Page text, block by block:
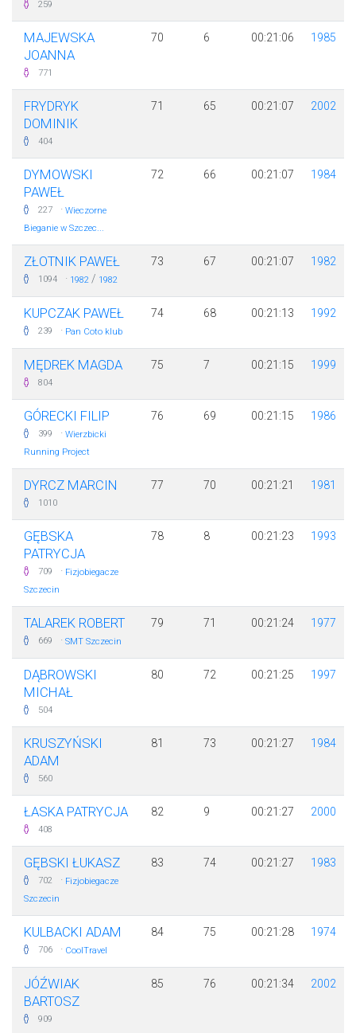
259
MAJEWSKA
JOANNA
771
70 6 00:21:06 1985
FRYDRYK
DOMINIK
404
71 65 00:21:07 2002
DYMOWSKI
PAWEŁ
227 · Wieczorne
Bieganie w Szczec...
72 66 00:21:07 1984
ZŁOTNIK PAWEŁ
1094 · 1982 / 1982
73 67 00:21:07 1982
KUPCZAK PAWEŁ
239 · Pan Coto klub
74 68 00:21:13 1992
MĘDREK MAGDA
804
75 7 00:21:15 1999
GÓRECKI FILIP
399 · Wierzbicki
Running Project
76 69 00:21:15 1986
DYRCZ MARCIN
1010
77 70 00:21:21 1981
GĘBSKA
PATRYCJA
709 · Fizjobiegacze
Szczecin
78 8 00:21:23 1993
TALAREK ROBERT
669 · SMT Szczecin
79 71 00:21:24 1977
DĄBROWSKI
MICHAŁ
504
80 72 00:21:25 1997
KRUSZYŃSKI
ADAM
560
81 73 00:21:27 1984
ŁASKA PATRYCJA
408
82 9 00:21:27 2000
GĘBSKI ŁUKASZ
702 · Fizjobiegacze
Szczecin
83 74 00:21:27 1983
KULBACKI ADAM
706 · CoolTravel
84 75 00:21:28 1974
JÓŹWIAK
BARTOSZ
909
85 76 00:21:34 2002